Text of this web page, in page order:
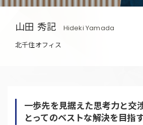
山田 秀記
Hideki Yamada
北千住オフィス
一歩先を見据えた思考力と交
とってのベストな解決を目指す